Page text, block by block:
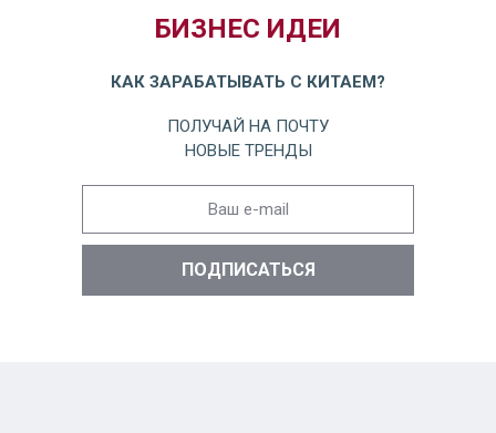
БИЗНЕС ИДЕИ
КАК ЗАРАБАТЫВАТЬ С КИТАЕМ?
ПОЛУЧАЙ НА ПОЧТУ
НОВЫЕ ТРЕНДЫ